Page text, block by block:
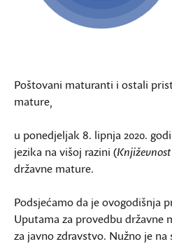
Poštovani maturanti i ostali
mature,
u ponedjeljak 8. lipnja 2020.
jezika na višoj razini (
državne mature.
Podsjećamo da je ovogodišnja
Uputama za provedbu državne
za javno zdravstvo. Nužno je